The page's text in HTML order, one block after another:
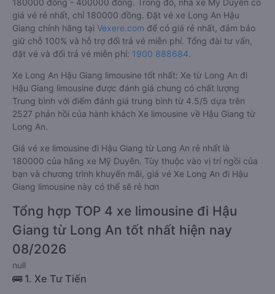
180000 đồng - 400000 đồng. Trong đó, nhà xe Mỹ Duyên có
giá vé rẻ nhất, chỉ 180000 đồng. Đặt vé xe Long An Hậu
Giang chính hãng tại Vexere.com để có giá rẻ nhất, đảm bảo
giữ chỗ 100% và hỗ trợ đổi trả vé miễn phí. Tổng đài tư vấn,
đặt vé và đổi trả vé miễn phí: 1900 888684.
Xe Long An Hậu Giang limousine tốt nhất: Xe từ Long An đi
Hậu Giang limousine được đánh giá chung có chất lượng
Trung bình với điểm đánh giá trung bình từ 4.5/5 dựa trên
2527 phản hồi của hành khách Xe limousine về Hậu Giang từ
Long An.
Giá vé xe limousine đi Hậu Giang từ Long An rẻ nhất là
180000 của hãng xe Mỹ Duyên. Tùy thuộc vào vị trí ngồi của
bạn và chương trình khuyến mãi, giá vé Xe Long An đi Hậu
Giang limousine này có thể sẽ rẻ hơn
Tổng hợp TOP 4 xe limousine đi Hậu
Giang từ Long An tốt nhất hiện nay
08/2026
null
🚌 1. Xe Tư Tiến